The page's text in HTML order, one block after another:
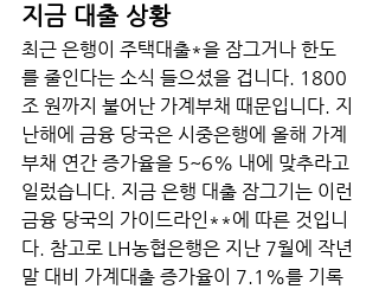
지금 대출 상황
최근 은행이 주택대출*을 잠그거나 한도
를 줄인다는 소식 들으셨을 겁니다. 1800
조 원까지 불어난 가계부채 때문입니다. 지
난해에 금융 당국은 시중은행에 올해 가계
부채 연간 증가율을 5~6% 내에 맞추라고
일렀습니다. 지금 은행 대출 잠그기는 이런
금융 당국의 가이드라인**에 따른 것입니
다. 참고로 LH농협은행은 지난 7월에 작년
말 대비 가계대출 증가율이 7.1%를 기록